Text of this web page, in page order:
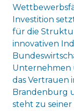
Investition
für die
innovativen
Unternehmen
das Vertrauen
Brandenburg
steht zu